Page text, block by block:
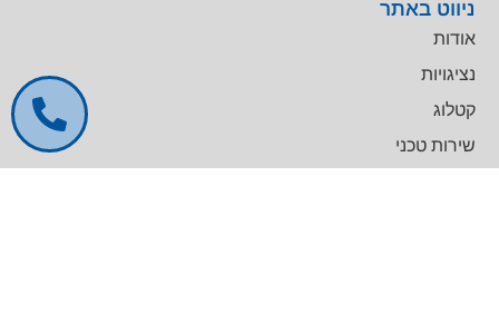
ניווט באתר
אודות
נציגויות
קטלוג
שירות טכני